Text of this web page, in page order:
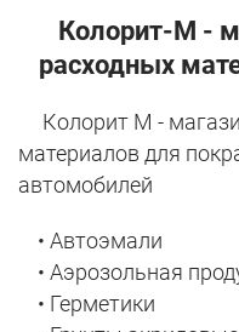
Колорит-М -
расходных
Колорит М -
материалов для
автомобилей
• Автоэмали
• Аэрозольная
• Герметики